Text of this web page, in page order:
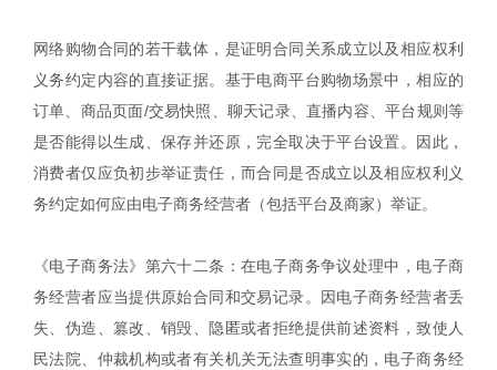
网络购物合同的若干载体，是证明合同关系成立以及相应权利
义务约定内容的直接证据。基于电商平台购物场景中，相应的
订单、商品页面/交易快照、聊天记录、直播内容、平台规则等
是否能得以生成、保存并还原，完全取决于平台设置。因此，
消费者仅应负初步举证责任，而合同是否成立以及相应权利义
务约定如何应由电子商务经营者（包括平台及商家）举证。
《电子商务法》第六十二条：在电子商务争议处理中，电子商
务经营者应当提供原始合同和交易记录。因电子商务经营者丢
失、伪造、篡改、销毁、隐匿或者拒绝提供前述资料，致使人
民法院、仲裁机构或者有关机关无法查明事实的，电子商务经